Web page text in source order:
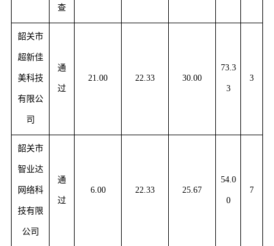
查
韶关市
超新佳
美科技
有限公
司
通
过
21.00 22.33 30.00
73.3
3
3
韶关市
智业达
网络科
技有限
公司
通
过
6.00 22.33 25.67
54.0
0
7